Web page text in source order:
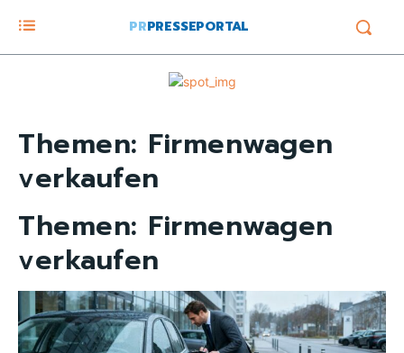
PRPRESSEPORTAL
Themen: Firmenwagen
verkaufen
Themen: Firmenwagen
verkaufen